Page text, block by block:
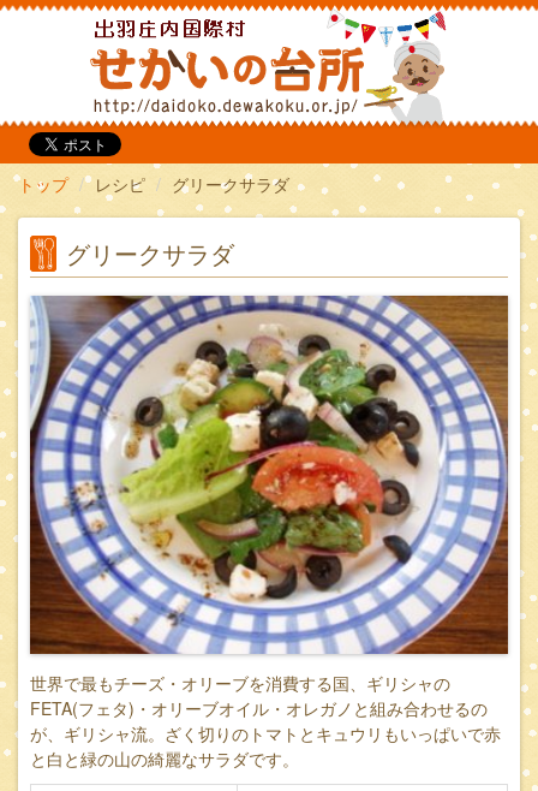
だいどこ
トップ レシピ グリークサラダ
グリークサラダ
世界で最もチーズ・オリーブを消費する国、ギリシャの
FETA(フェタ)・オリーブオイル・オレガノと組み合わせるの
が、ギリシャ流。ざく切りのトマトとキュウリもいっぱいで赤
と白と緑の山の綺麗なサラダです。